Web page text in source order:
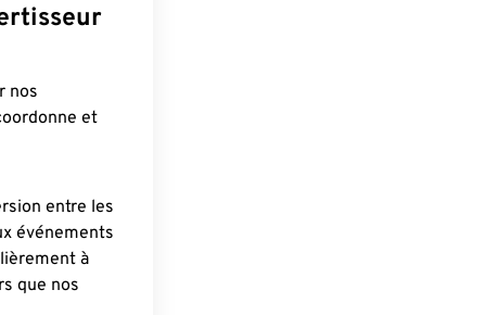
nos
et
entre les
événements
à
que nos